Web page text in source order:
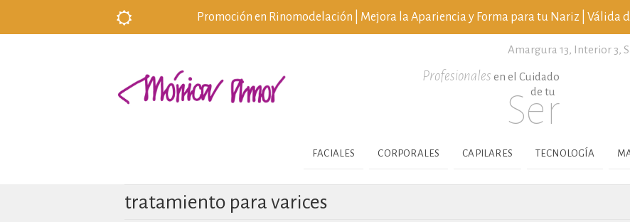
Promoción en Rinomodelación | Mejora la Apariencia y Forma para tu Nariz | Válida
Amargura 13, Interior 3,
Profesionales en el Cuidado
de tu
Ser
FACIALES CORPORALES CAPILARES TECNOLOGÍA
tratamiento para varices